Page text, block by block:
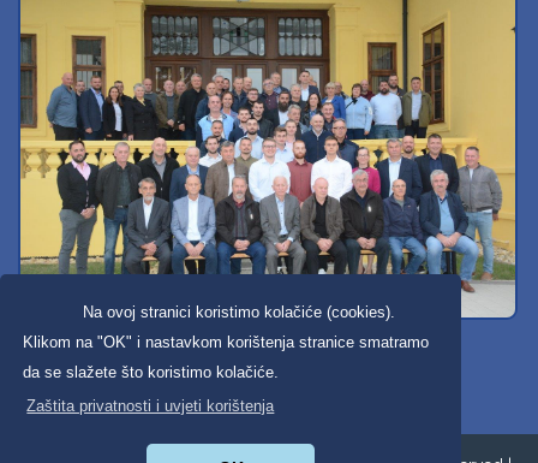
Na ovoj stranici koristimo kolačiće (cookies).
Klikom na "OK" i nastavkom korištenja stranice smatramo
da se slažete što koristimo kolačiće.
Zaštita privatnosti i uvjeti korištenja
Svi dobravski košarkaši